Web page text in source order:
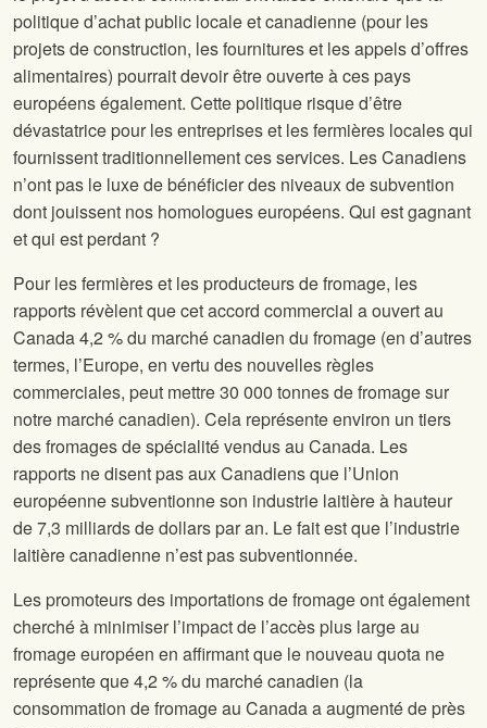
politique d’achat public locale et canadienne (pour les
projets de construction, les fournitures et les appels d’offres
alimentaires) pourrait devoir être ouverte à ces pays
européens également. Cette politique risque d’être
dévastatrice pour les entreprises et les fermières locales qui
fournissent traditionnellement ces services. Les Canadiens
n’ont pas le luxe de bénéficier des niveaux de subvention
dont jouissent nos homologues européens. Qui est gagnant
et qui est perdant ?
Pour les fermières et les producteurs de fromage, les
rapports révèlent que cet accord commercial a ouvert au
Canada 4,2 % du marché canadien du fromage (en d’autres
termes, l’Europe, en vertu des nouvelles règles
commerciales, peut mettre 30 000 tonnes de fromage sur
notre marché canadien). Cela représente environ un tiers
des fromages de spécialité vendus au Canada. Les
rapports ne disent pas aux Canadiens que l’Union
européenne subventionne son industrie laitière à hauteur
de 7,3 milliards de dollars par an. Le fait est que l’industrie
laitière canadienne n’est pas subventionnée.
Les promoteurs des importations de fromage ont également
cherché à minimiser l’impact de l’accès plus large au
fromage européen en affirmant que le nouveau quota ne
représente que 4,2 % du marché canadien (la
consommation de fromage au Canada a augmenté de près